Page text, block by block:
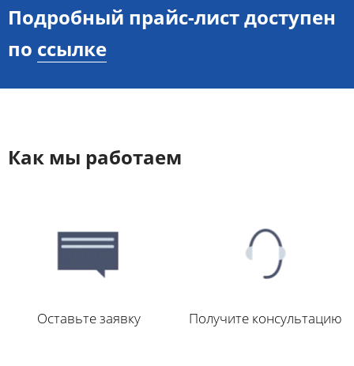
Подробный прайс-лист доступен
по ссылке
Как мы работаем
Оставьте заявку Получите консультацию